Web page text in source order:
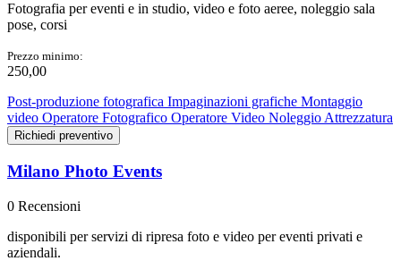
Fotografia per eventi e in studio, video e foto aeree, noleggio sala
pose, corsi
Prezzo minimo:
250,00
Post-produzione fotografica Impaginazioni grafiche Montaggio
video Operatore Fotografico Operatore Video Noleggio Attrezzatura
Richiedi preventivo
Milano Photo Events
0 Recensioni
disponibili per servizi di ripresa foto e video per eventi privati e
aziendali.